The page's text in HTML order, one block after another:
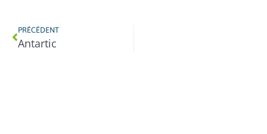
PRÉCÉDENT
Antartic